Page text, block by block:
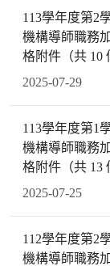
113學年度第2
機構導師職務
格附件（共 10
2025-07-29
113學年度第1
機構導師職務
格附件（共 13
2025-07-25
112學年度第2
機構導師職務